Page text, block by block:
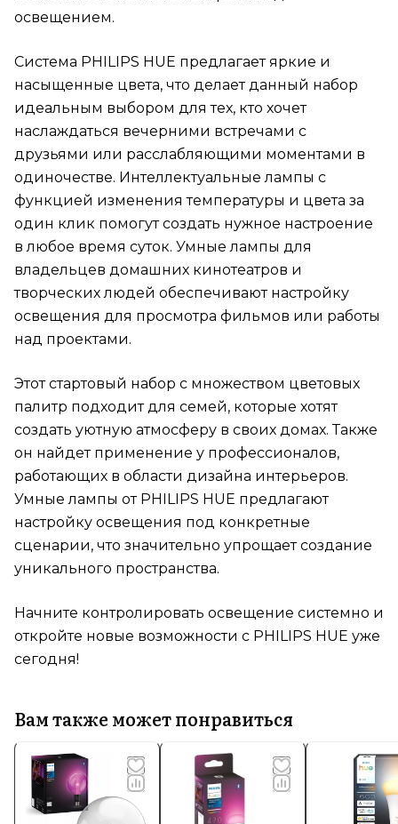
освещением.
Система PHILIPS HUE предлагает яркие и
насыщенные цвета, что делает данный набор
идеальным выбором для тех, кто хочет
наслаждаться вечерними встречами с
друзьями или расслабляющими моментами в
одиночестве. Интеллектуальные лампы с
функцией изменения температуры и цвета за
один клик помогут создать нужное настроение
в любое время суток. Умные лампы для
владельцев домашних кинотеатров и
творческих людей обеспечивают настройку
освещения для просмотра фильмов или работы
над проектами.
Этот стартовый набор с множеством цветовых
палитр подходит для семей, которые хотят
создать уютную атмосферу в своих домах. Также
он найдет применение у профессионалов,
работающих в области дизайна интерьеров.
Умные лампы от PHILIPS HUE предлагают
настройку освещения под конкретные
сценарии, что значительно упрощает создание
уникального пространства.
Начните контролировать освещение системно и
откройте новые возможности с PHILIPS HUE уже
сегодня!
Вам также может понравиться